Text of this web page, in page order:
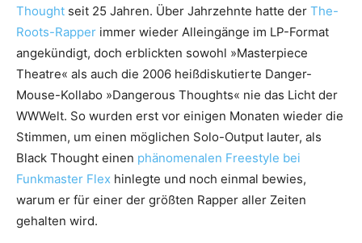
Thought seit 25 Jahren. Über Jahrzehnte hatte der The-
Roots-Rapper immer wieder Alleingänge im LP-Format
angekündigt, doch erblickten sowohl »Masterpiece
Theatre« als auch die 2006 heißdiskutierte Danger-
Mouse-Kollabo »Dangerous Thoughts« nie das Licht der
WWWelt. So wurden erst vor einigen Monaten wieder die
Stimmen, um einen möglichen Solo-Output lauter, als
Black Thought einen phänomenalen Freestyle bei
Funkmaster Flex hinlegte und noch einmal bewies,
warum er für einer der größten Rapper aller Zeiten
gehalten wird.